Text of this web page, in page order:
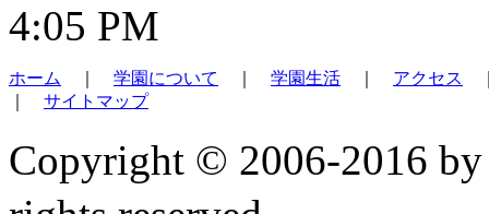
4:05 PM
ホーム 学園について 学園生活 アクセス
サイトマップ
Copyright © 2006-2016